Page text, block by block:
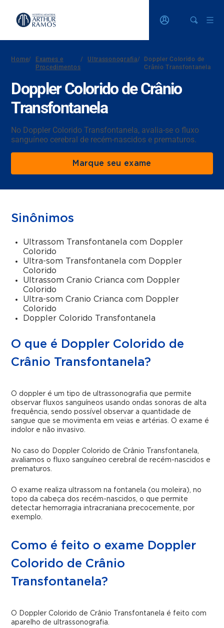
Home/
Exames e
Procedimentos
/ Ultrassonografia/
Doppler Colorido de
Crânio Transfontanela
Doppler Colorido de Crânio
Transfontanela
No Doppler Colorido Transfontanela, avalia-se o fluxo
sanguíneo cerebral de recém-nascidos e prematuros.
Marque seu exame
Sinônimos
Ultrassom Transfontanela com Doppler
Colorido
Ultra-som Transfontanela com Doppler
Colorido
Ultrassom Cranio Crianca com Doppler
Colorido
Ultra-som Cranio Crianca com Doppler
Colorido
Doppler Colorido Transfontanela
O que é Doppler Colorido de
Crânio Transfontanela?
O doppler é um tipo de ultrassonografia que permite
observar fluxos sanguíneos usando ondas sonoras de alta
frequência, sendo possível observar a quantidade de
sangue que se movimenta em veias e artérias. O exame é
indolor e não invasivo.
No caso do Doppler Colorido de Crânio Transfontanela,
avaliamos o fluxo sanguíneo cerebral de recém-nascidos e
prematuros.
O exame realiza ultrassom na fontanela (ou moleira), no
topo da cabeça dos recém-nascidos, o que permite
detectar hemorragia intracraniana precocemente, por
exemplo.
Como é feito o exame Doppler
Colorido de Crânio
Transfontanela?
O Doppler Colorido de Crânio Transfontanela é feito com
aparelho de ultrassonografia.